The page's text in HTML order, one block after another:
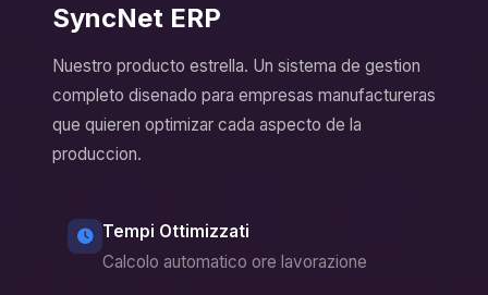
SyncNet ERP
Nuestro producto estrella. Un sistema de gestion
completo disenado para empresas manufactureras
que quieren optimizar cada aspecto de la
produccion.
Tempi Ottimizzati
Calcolo automatico ore lavorazione